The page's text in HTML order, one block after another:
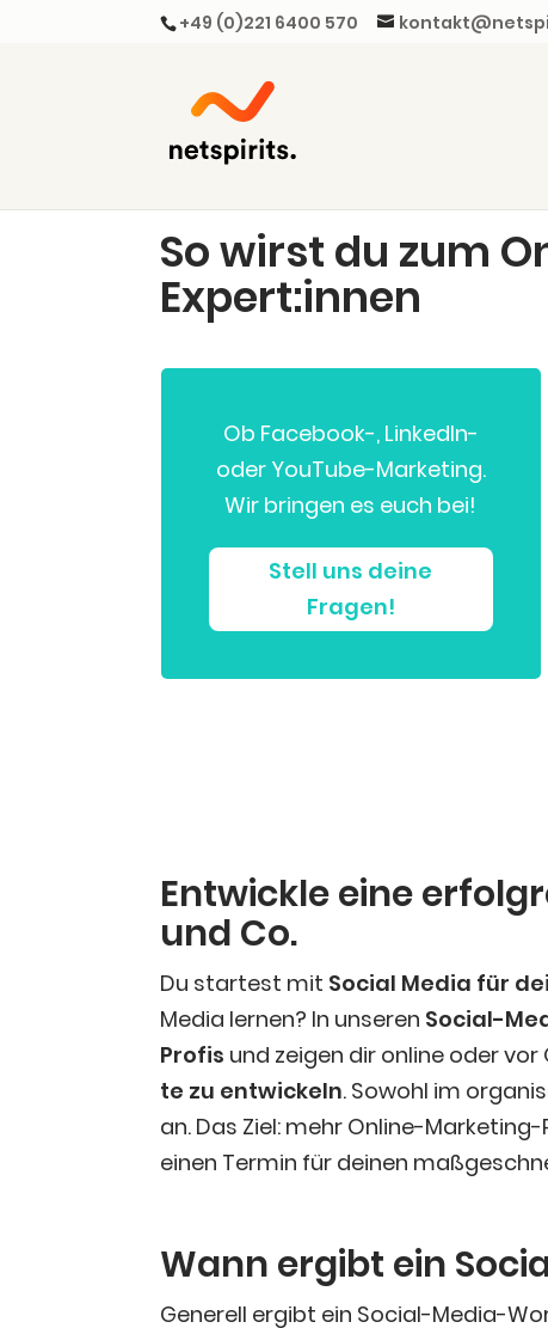
+49 (0)221 6400 570
So wirst du zum
Expert:innen
Ob Face­book-, Lin­ke­dIn-
oder You­Tube-Mar­ke­ting.
Wir brin­gen es euch bei!
Stell uns dei­ne
Fragen!
Ent­wick­le eine
und Co.
Du star­test mit Social Media für
Media ler­nen? In unse­ren Social-
Pro­fis und zei­gen dir online oder
te zu ent­wi­ckeln. Sowohl im
an. Das Ziel: mehr Online-
einen Ter­min für dei­nen
Wann ergibt ein
Gene­rell ergibt ein Social-Media-